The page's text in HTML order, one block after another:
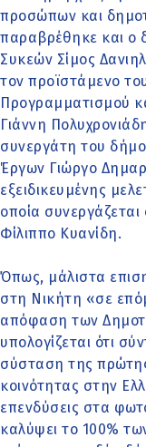
προσώπων και
παραβρέθηκε και ο
Συκεών Σίμος
τον προϊστάμενο
Προγραμματισμού
Γιάννη
συνεργάτη του
Έργων Γιώργο
εξειδικευμένης
οποία
Φίλιππο Κυανίδη.
Όπως, μάλιστα
στη Νικήτη «σε
απόφαση των
υπολογίζεται ότι
σύσταση της
κοινότητας στην
επενδύσεις στα
καλύψει το 100%